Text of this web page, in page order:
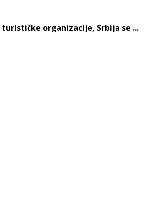
organizacije, Srbija se ...